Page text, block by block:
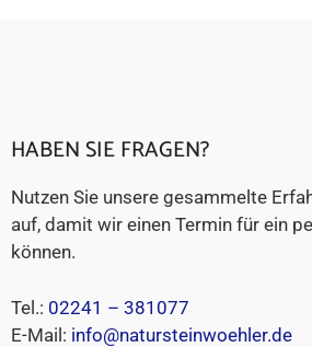
HABEN SIE FRAGEN?
Nutzen Sie unsere gesammelte
auf, damit wir einen Termin für ein
können.
Tel.: 02241 – 381077
E-Mail: info@natursteinwoehler.de